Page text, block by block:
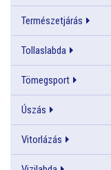
Természetjárás
Tollaslabda
Tömegsport
Úszás
Vitorlázás